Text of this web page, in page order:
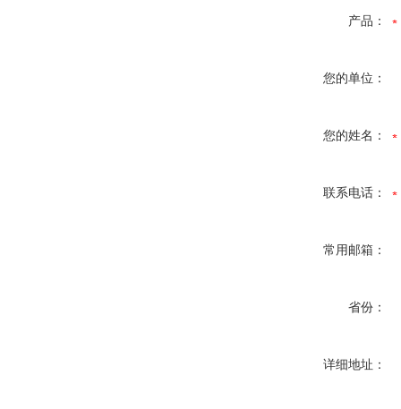
产品：
您的单位：
您的姓名：
联系电话：
常用邮箱：
省份：
详细地址：